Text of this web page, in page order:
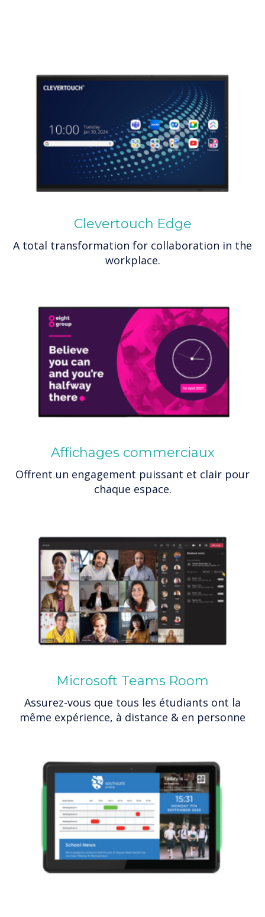
Clevertouch Edge
A total transformation for collaboration in the
workplace.
Affichages commerciaux
Offrent un engagement puissant et clair pour
chaque espace.
Microsoft Teams Room
Assurez-vous que tous les étudiants ont la
même expérience, à distance & en personne